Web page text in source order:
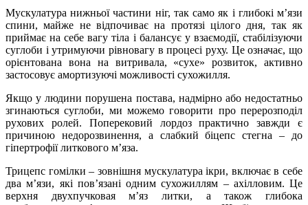
Мускулатура нижньої частини ніг, так само як і глибокі м’язи
спини, майже не відпочиває на протязі цілого дня, так як
приймає на себе вагу тіла і балансує у взаємодії, стабілізуючи
суглоби і утримуючи рівновагу в процесі руху. Це означає, що
орієнтована вона на витривала, «сухе» розвиток, активно
застосовує амортизуючі можливості сухожилля.
Якщо у людини порушена постава, надмірно або недостатньо
згинаються суглоби, ми можемо говорити про перерозподіл
рухових ролей. Поперековий лордоз практично завжди є
причиною недорозвинення, а слабкий біцепс стегна – до
гіпертрофії литкового м’яза.
Трицепс гомілки – зовнішня мускулатура ікри, включає в себе
два м’язи, які пов’язані одним сухожиллям – ахілловим. Це
верхня двухпучковая м’яз литки, а також глибока